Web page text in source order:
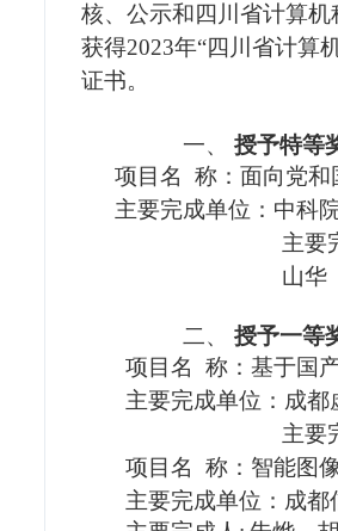
核、公示和四川省计算
获得2023年“四川省计算
证书。
一、 授予特等
项 目 名
称：面向党
主要完成单位：中科
主要
山华
二、 授予一等
项 目 名 称： 基于国
主要完成单位： 成都
主要
项 目 名
称：智能图
主要完成单位：成都